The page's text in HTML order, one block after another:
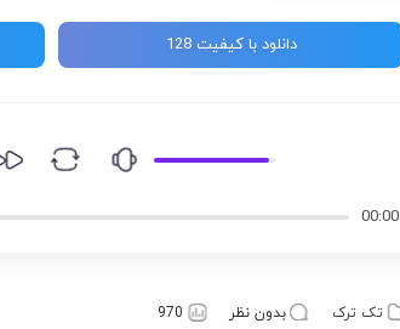
دانلود با کیفیت 128
00:00
تک ترک بدون نظر 970